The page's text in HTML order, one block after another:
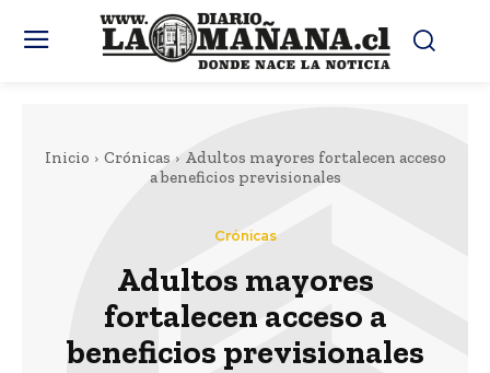
Inicio Crónicas
Adultos mayores fortalecen acceso
a beneficios previsionales
Crónicas
Adultos mayores
fortalecen acceso a
beneficios previsionales